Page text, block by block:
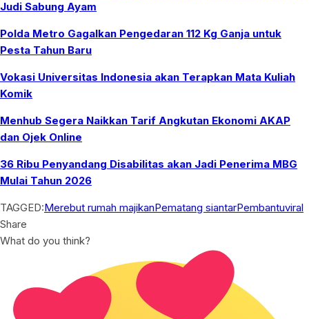
Judi Sabung Ayam
Polda Metro Gagalkan Pengedaran 112 Kg Ganja untuk
Pesta Tahun Baru
Vokasi Universitas Indonesia akan Terapkan Mata Kuliah
Komik
Menhub Segera Naikkan Tarif Angkutan Ekonomi AKAP
dan Ojek Online
36 Ribu Penyandang Disabilitas akan Jadi Penerima MBG
Mulai Tahun 2026
TAGGED:Merebut rumah majikanPematang siantarPembantuviral
Share
What do you think?